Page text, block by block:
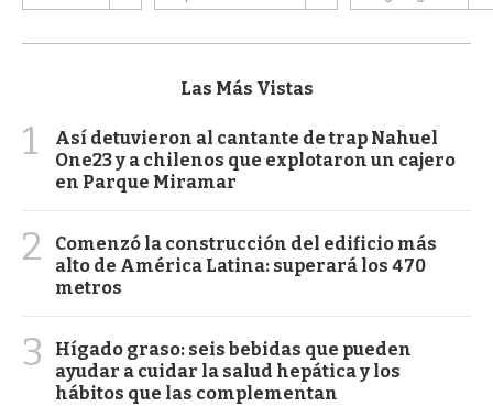
Las Más Vistas
1
Así detuvieron al cantante de trap Nahuel
One23 y a chilenos que explotaron un cajero
en Parque Miramar
2
Comenzó la construcción del edificio más
alto de América Latina: superará los 470
metros
3
Hígado graso: seis bebidas que pueden
ayudar a cuidar la salud hepática y los
hábitos que las complementan